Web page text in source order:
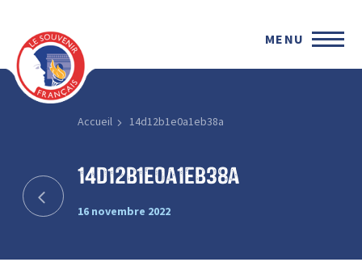
MENU
Accueil 14d12b1e0a1eb38a
14d12b1e0a1eb38a
16 novembre 2022